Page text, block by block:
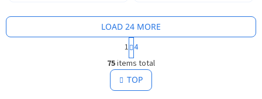
L
i
s
t
LOAD 24 MORE
P
a
g
i
n
a
1 4
75items total
TOP